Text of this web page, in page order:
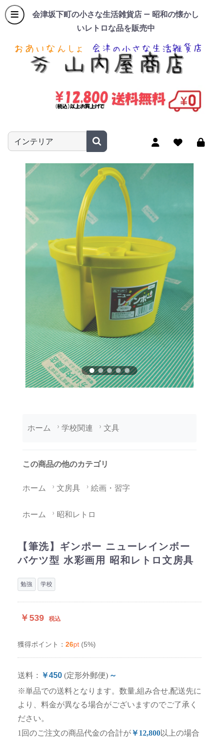
会津坂下町の小さな生活雑貨店 — 昭和の懐かし
いレトロな品を販売中
商品名やキーワードを入力
ホーム 学校関連 文具
この商品の他のカテゴリ
ホーム 文房具 絵画・習字
ホーム 昭和レトロ
【筆洗】ギンポー ニューレインボー
バケツ型 水彩画用 昭和レトロ文房具
勉強 学校
￥539 税込
獲得ポイント： 26pt (5%)
送料： ￥450 (定形外郵便) ～
※単品での送料となります。数量,組み合せ,配送先に
より、料金が異なる場合がございますのでご了承く
ださい。
1回のご注文の商品代金の合計が￥12,800以上の場合